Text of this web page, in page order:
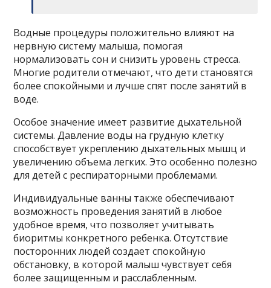
Водные процедуры положительно влияют на
нервную систему малыша, помогая
нормализовать сон и снизить уровень стресса.
Многие родители отмечают, что дети становятся
более спокойными и лучше спят после занятий в
воде.
Особое значение имеет развитие дыхательной
системы. Давление воды на грудную клетку
способствует укреплению дыхательных мышц и
увеличению объема легких. Это особенно полезно
для детей с респираторными проблемами.
Индивидуальные ванны также обеспечивают
возможность проведения занятий в любое
удобное время, что позволяет учитывать
биоритмы конкретного ребенка. Отсутствие
посторонних людей создает спокойную
обстановку, в которой малыш чувствует себя
более защищенным и расслабленным.